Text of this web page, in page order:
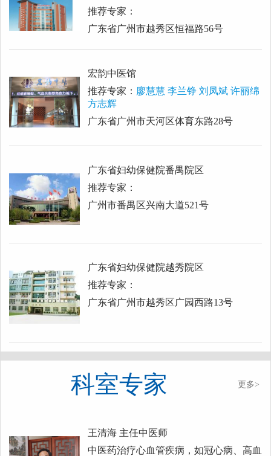
推荐专家：
广东省广州市越秀区恒福路56号
宏韵中医馆
推荐专家： 廖慧慧 李兰铮 刘凤斌 许丽绵
方志辉
广东省广州市天河区体育东路28号
广东省妇幼保健院番禺院区
推荐专家：
广州市番禺区兴南大道521号
广东省妇幼保健院越秀院区
推荐专家：
广东省广州市越秀区广园西路13号
科室专家 更多>
王清海 主任中医师
中医药治疗心血管疾病，如冠心病、高血